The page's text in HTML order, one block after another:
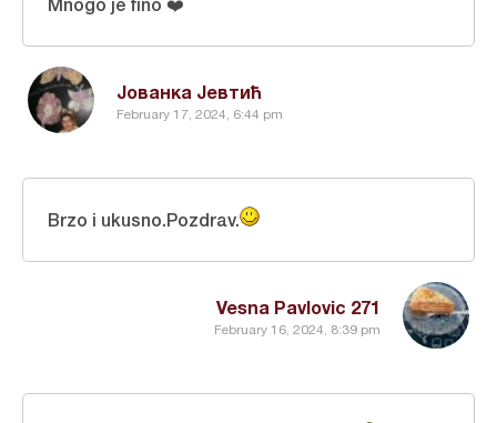
Јованка Јевтић
February 17, 2024, 6:44 pm
Vesna Pavlovic 271
February 16, 2024, 8:39 pm
Brzo i ukusno.Pozdrav.